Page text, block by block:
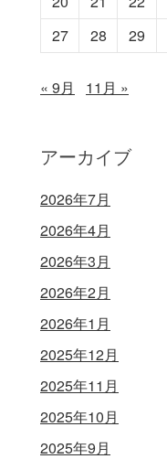
27
28 29
« 9月 11月 »
アーカイブ
2026年7月
2026年4月
2026年3月
2026年2月
2026年1月
2025年12月
2025年11月
2025年10月
2025年9月